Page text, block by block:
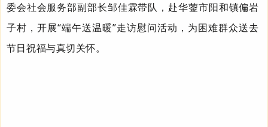
委会社会服务部副部长邹佳霖带队， 赴华蓥市阳和镇偏岩
子村 ， 开展“端午送温暖”走访慰问活动，为困难群众送去
节日祝福与真切关怀。